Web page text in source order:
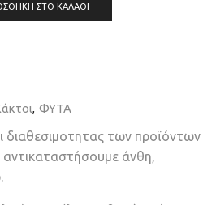
ΣΤΟ ΚΑΛΆΘΙ
, ΦΥΤΑ
διαθεσιμοτητας των προϊόντων
αντικαταστήσουμε άνθη,